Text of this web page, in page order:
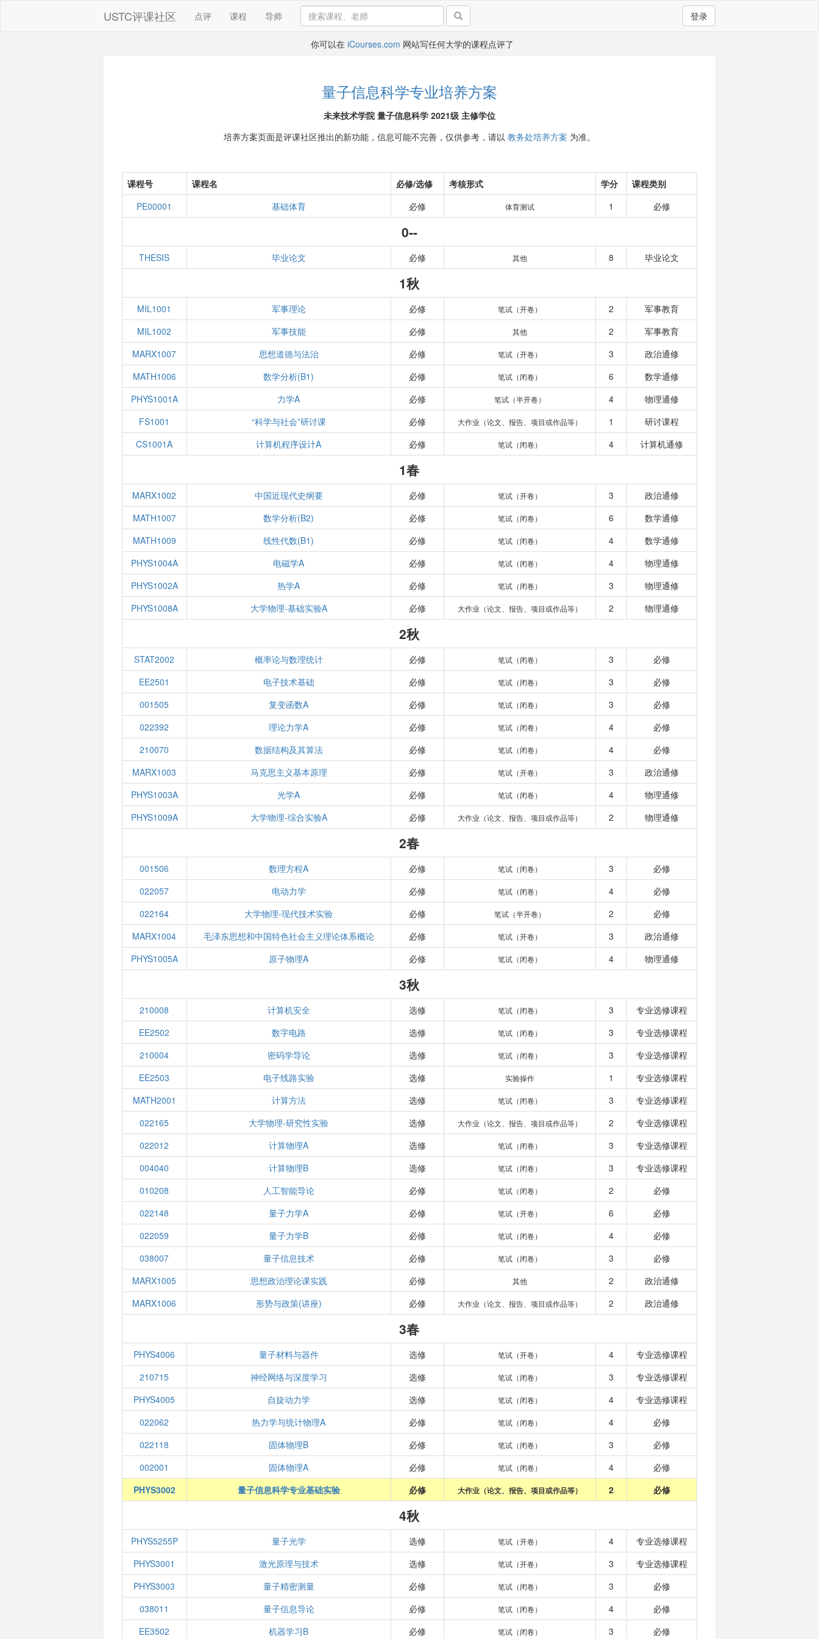
USTC评课社区 点评 课程 导师 登录
你可以在 iCourses.com 网站写任何大学的课程点评了
量子信息科学专业培养方案
未来技术学院 量子信息科学 2021级 主修学位
培养方案页面是评课社区推出的新功能，信息可能不完善，仅供参考，请以 教务处培养方案 为准。
课程号 课程名 必修/选修 考核形式 学分
课程类别
PE00001
基础体育 必修 体育测试 1 必修
0--
THESIS 毕业论文 必修 其他 8 毕业论文
1秋
MIL1001 军事理论 必修 笔试（开卷） 2
军事教育
MIL1002
军事技能 必修 其他 2
军事教育
MARX1007
思想道德与法治 必修 笔试（开卷） 3
政治通修
MATH1006
数学分析(B1) 必修 笔试（闭卷） 6
数学通修
PHYS1001A
力学A 必修 笔试（半开卷） 4
物理通修
FS1001
“科学与社会”研讨课 必修 大作业（论文、报告、项目或作品等） 1
研讨课程
CS1001A
计算机程序设计A 必修 笔试（闭卷） 4 计算机通修
1春
MARX1002 中国近现代史纲要 必修 笔试（开卷） 3
政治通修
MATH1007
数学分析(B2) 必修 笔试（闭卷） 6
数学通修
MATH1009
线性代数(B1) 必修 笔试（闭卷） 4
数学通修
PHYS1004A
电磁学A 必修 笔试（闭卷） 4
物理通修
PHYS1002A
热学A 必修 笔试（闭卷） 3
物理通修
PHYS1008A
大学物理-基础实验A 必修 大作业（论文、报告、项目或作品等） 2 物理通修
2秋
STAT2002 概率论与数理统计 必修 笔试（闭卷） 3
必修
EE2501
电子技术基础 必修 笔试（闭卷） 3
必修
001505
复变函数A 必修 笔试（闭卷） 3
必修
022392
理论力学A 必修 笔试（闭卷） 4
必修
210070
数据结构及其算法 必修 笔试（闭卷） 4
必修
MARX1003
马克思主义基本原理 必修 笔试（开卷） 3
政治通修
PHYS1003A
光学A 必修 笔试（闭卷） 4
物理通修
PHYS1009A
大学物理-综合实验A 必修 大作业（论文、报告、项目或作品等） 2 物理通修
2春
001506 数理方程A 必修 笔试（闭卷） 3
必修
022057
电动力学 必修 笔试（闭卷） 4
必修
022164
大学物理-现代技术实验 必修 笔试（半开卷） 2
必修
MARX1004
毛泽东思想和中国特色社会主义理论体系概论 必修 笔试（开卷） 3
政治通修
PHYS1005A
原子物理A 必修 笔试（闭卷） 4 物理通修
3秋
210008 计算机安全 选修 笔试（闭卷） 3
专业选修课程
EE2502
数字电路 选修 笔试（闭卷） 3
专业选修课程
210004
密码学导论 选修 笔试（闭卷） 3
专业选修课程
EE2503
电子线路实验 选修 实验操作 1
专业选修课程
MATH2001
计算方法 选修 笔试（闭卷） 3
专业选修课程
022165
大学物理-研究性实验 选修 大作业（论文、报告、项目或作品等） 2
专业选修课程
022012
计算物理A 选修 笔试（闭卷） 3
专业选修课程
004040
计算物理B 选修 笔试（闭卷） 3
专业选修课程
010208
人工智能导论 必修 笔试（闭卷） 2
必修
022148
量子力学A 必修 笔试（开卷） 6
必修
022059
量子力学B 必修 笔试（闭卷） 4
必修
038007
量子信息技术 必修 笔试（闭卷） 3
必修
MARX1005
思想政治理论课实践 必修 其他 2
政治通修
MARX1006
形势与政策(讲座) 必修 大作业（论文、报告、项目或作品等） 2 政治通修
3春
PHYS4006 量子材料与器件 选修 笔试（开卷） 4
专业选修课程
210715
神经网络与深度学习 选修 笔试（闭卷） 3
专业选修课程
PHYS4005
自旋动力学 选修 笔试（闭卷） 4
专业选修课程
022062
热力学与统计物理A 必修 笔试（闭卷） 4
必修
022118
固体物理B 必修 笔试（闭卷） 3
必修
002001
固体物理A 必修 笔试（闭卷） 4
必修
PHYS3002
量子信息科学专业基础实验 必修 大作业（论文、报告、项目或作品等） 2 必修
4秋
PHYS5255P 量子光学 选修 笔试（开卷） 4
专业选修课程
PHYS3001
激光原理与技术 选修 笔试（开卷） 3
专业选修课程
PHYS3003
量子精密测量 必修 笔试（闭卷） 3
必修
038011
量子信息导论 必修 笔试（闭卷） 4
必修
EE3502
机器学习B 必修 笔试（闭卷） 3 必修